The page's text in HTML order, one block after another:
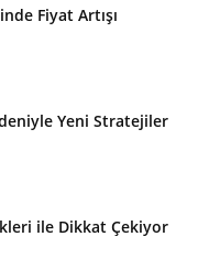
Fiyat Artışı
Yeni Stratejiler
ile Dikkat Çekiyor